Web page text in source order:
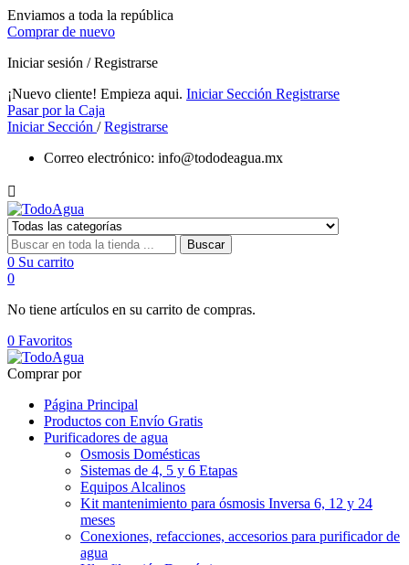
Enviamos a toda la república
Comprar de nuevo
Iniciar sesión / Registrarse
¡Nuevo cliente! Empieza aqui. Iniciar Sección Registrarse
Pasar por la Caja
Iniciar Sección /Registrarse
Correo electrónico: info@tododeagua.mx

Buscar
0 Su carrito
0
No tiene artículos en su carrito de compras.
0 Favoritos
Comprar por
Página Principal
Productos con Envío Gratis
Purificadores de agua
Osmosis Domésticas
Sistemas de 4, 5 y 6 Etapas
Equipos Alcalinos
Kit mantenimiento para ósmosis Inversa 6, 12 y 24
meses
Conexiones, refacciones, accesorios para purificador de
agua